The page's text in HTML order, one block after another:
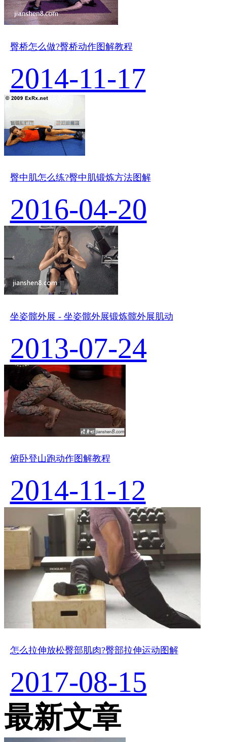
臀桥怎么做?臀桥动作图解教程
2014-11-17
臀中肌怎么练?臀中肌锻炼方法图解
2016-04-20
坐姿髋外展 - 坐姿髋外展锻炼髋外展肌动
2013-07-24
俯卧登山跑动作图解教程
2014-11-12
怎么拉伸放松臀部肌肉?臀部拉伸运动图解
2017-08-15
最新文章